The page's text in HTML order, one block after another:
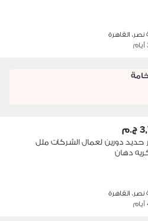
نصر، القاهرة
حديد دورين لعمال الشركات ملل
دهان
نصر، القاهرة